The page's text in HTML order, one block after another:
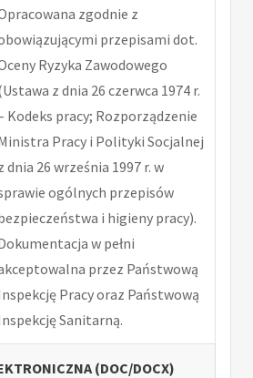
zgodnie z
przepisami dot.
Ryzyka Zawodowego
z dnia 26 czerwca 1974 r.
Kodeks pracy; Rozporządzenie
Pracy i Polityki Socjalnej
dnia 26 września 1997 r. w
ogólnych przepisów
i higieny pracy).
w pełni
przez Państwową
Pracy oraz Państwową
Sanitarną.
(DOC/DOCX)